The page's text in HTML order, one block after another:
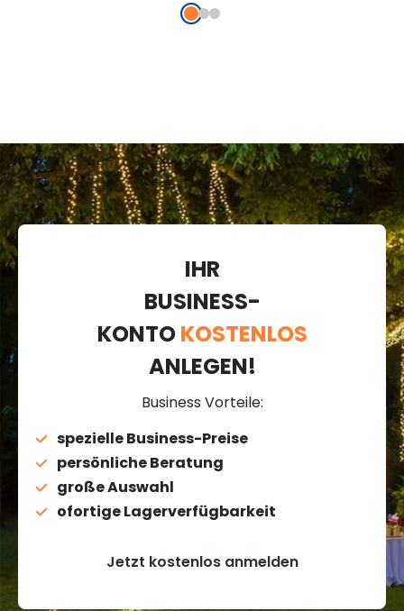
IHR
BUSINESS-
KONTOKOSTENLOS
ANLEGEN!
Business Vorteile:
spezielle Business-Preise
persönliche Beratung
große Auswahl
ofortige Lagerverfügbarkeit
Jetzt kostenlos anmelden